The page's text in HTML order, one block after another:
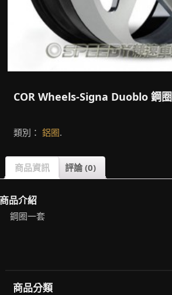
COR Wheels-Signa Duoblo 鋼圈
類別： 鋁圈.
商品資訊 評論 (0)
品介紹
鋼圈一套
商品分類